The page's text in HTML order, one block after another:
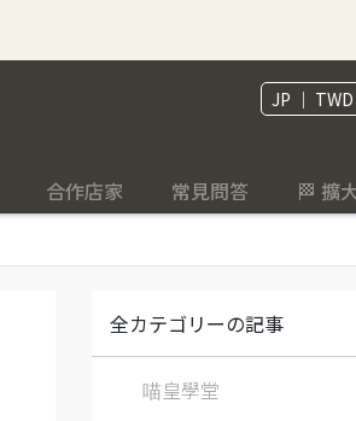
JP ｜ TWD
合作店家 常見問答 🏁 擴
全カテゴリーの記事
喵皇學堂